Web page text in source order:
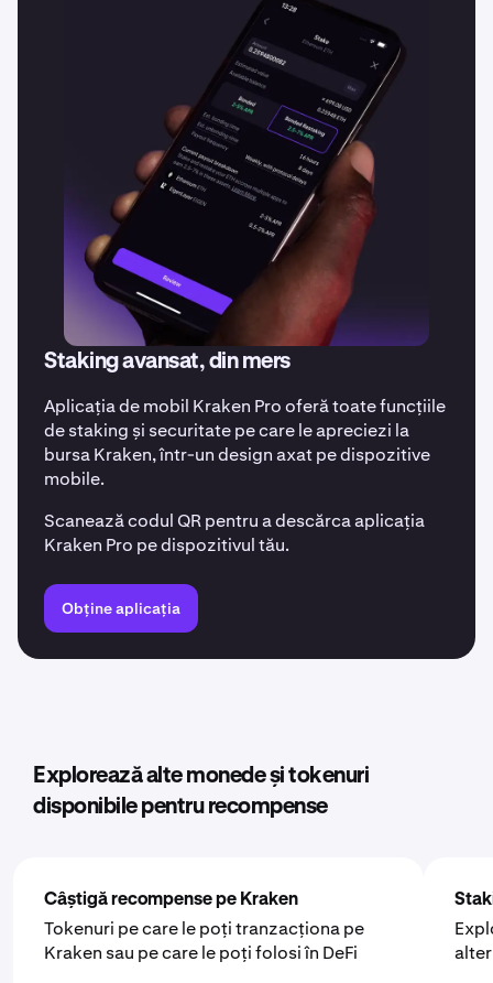
Staking avansat, din mers
Aplicația de mobil Kraken Pro oferă toate funcțiile
de staking și securitate pe care le apreciezi la
bursa Kraken, într-un design axat pe dispozitive
mobile.
Scanează codul QR pentru a descărca aplicația
Kraken Pro pe dispozitivul tău.
Obține aplicația
Explorează alte monede și tokenuri
disponibile pentru recompense
Câștigă recompense pe Kraken
Tokenuri pe care le poți tranzacționa pe
Kraken sau pe care le poți folosi în DeFi